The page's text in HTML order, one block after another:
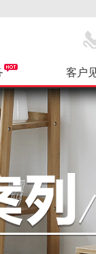
公司简介
热装小区
客户
测